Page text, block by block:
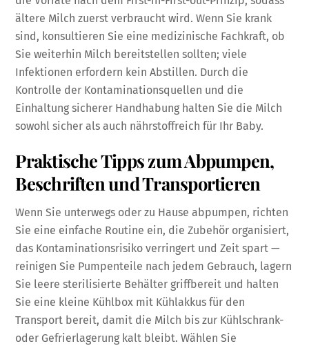
ältere Milch zuerst verbraucht wird. Wenn Sie krank
sind, konsultieren Sie eine medizinische Fachkraft, ob
Sie weiterhin Milch bereitstellen sollten; viele
Infektionen erfordern kein Abstillen. Durch die
Kontrolle der Kontaminationsquellen und die
Einhaltung sicherer Handhabung halten Sie die Milch
sowohl sicher als auch nährstoffreich für Ihr Baby.
Praktische Tipps zum Abpumpen,
Beschriften und Transportieren
Wenn Sie unterwegs oder zu Hause abpumpen, richten
Sie eine einfache Routine ein, die Zubehör organisiert,
das Kontaminationsrisiko verringert und Zeit spart —
reinigen Sie Pumpenteile nach jedem Gebrauch, lagern
Sie leere sterilisierte Behälter griffbereit und halten
Sie eine kleine Kühlbox mit Kühlakkus für den
Transport bereit, damit die Milch bis zur Kühlschrank-
oder Gefrierlagerung kalt bleibt. Wählen Sie